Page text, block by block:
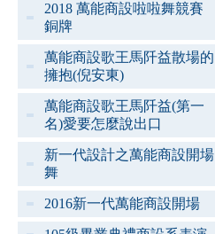
2018 萬能商設啦啦舞競賽
銅牌
萬能商設歌王馬阡益散場的
擁抱(倪安東)
萬能商設歌王馬阡益(第一
名)愛要怎麼說出口
新一代設計之萬能商設開場
舞
2016新一代萬能商設開場